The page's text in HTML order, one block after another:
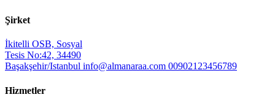
Şirket
İkitelli OSB, Sosyal
Tesis No:42, 34490
Başakşehir/Istanbul info@almanaraa.com 00902123456789
Hizmetler